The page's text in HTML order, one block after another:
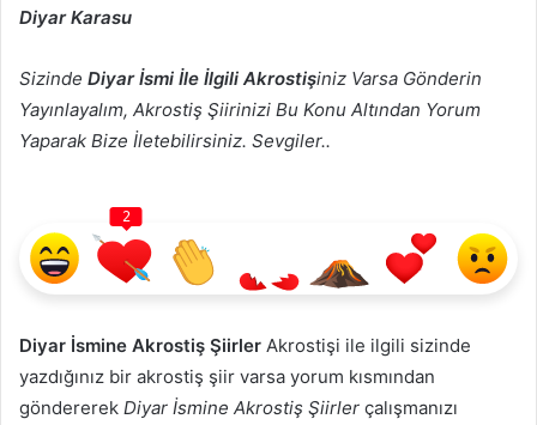
Diyar Karasu
Sizinde Diyar İsmi İle İlgili Akrostişiniz Varsa Gönderin
Yayınlayalım, Akrostiş Şiirinizi Bu Konu Altından Yorum
Yaparak Bize İletebilirsiniz. Sevgiler..
2
Diyar İsmine Akrostiş Şiirler Akrostişi ile ilgili sizinde
yazdığınız bir akrostiş şiir varsa yorum kısmından
göndererek Diyar İsmine Akrostiş Şiirler çalışmanızı